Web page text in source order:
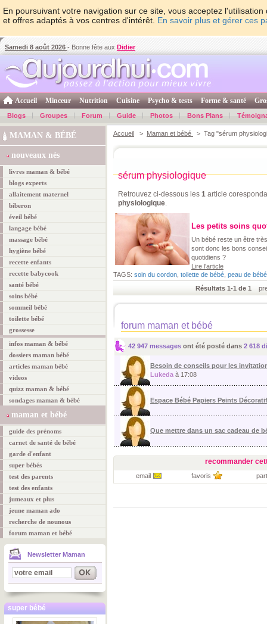
En poursuivant votre navigation sur ce site, vous acceptez
et offres adaptés à vos centres d'intérêt. En savoir plus et gérer ces
Samedi 8 août 2026 - Bonne fête aux Didier
Accueil Minceur Nutrition Cuisine Psycho & tests Forme & santé
Blogs Groupes Forum Guide Photos Bons Plans
MAMAN & BÉBÉ
nouveaux nés
livres maman & bébé
blogs experts
allaitement maternel
biberon
éveil bébé
langage bébé
massage bébé
hygiène bébé
recette enfants
recette babycook
santé bébé
soins bébé
sommeil bébé
toilette bébé
grossesse
infos maman & bébé
dossiers maman bébé
articles maman bébé
videos
quizz maman & bébé
sondages maman & bébé
maman et bébé
guide des prénoms
carnet de santé de bébé
garde d'enfant
super bébés
test des parents
test des enfants
jumeaux et plus
jeune maman ado
recherche de nounous
forum maman et bébé
Newsletter Maman
super bébé
Accueil > Maman et bébé > Tag "sérum
sérum physiologique
Retrouvez ci-dessous les 1 article
physiologique.
Les petits soins
Un bébé reste un être
sont donc les bons
quotidiens ?
Lire l'article
TAGS: soin du cordon toilette de bébé peau de bébé
Résultats 1-1 de 1
forum maman et bébé
42 947 messages ont été posté dans 2 618
Besoin de conseils pour les
Lukeda à 17:08
Espace Bébé Papiers Peints
Que mettre dans un sac cadeau de
recommander
email favoris